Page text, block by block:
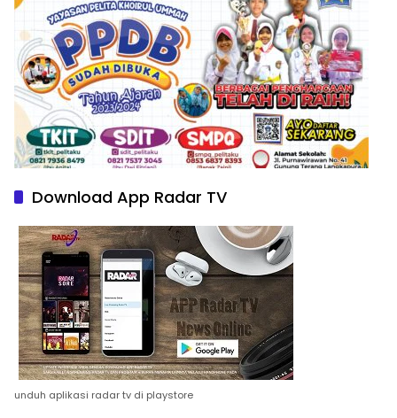
Download App Radar TV
unduh aplikasi radar tv di playstore